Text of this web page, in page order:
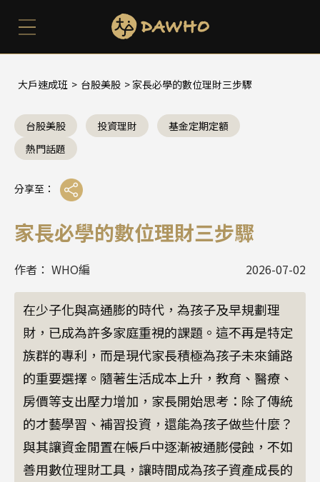
大戶速成班 > 台股美股 > 家長必學的數位理財三步驟
台股美股 投資理財
基金定期定額
熱門話題
分享至：
家長必學的數位理財三步驟
作者： WHO編 2026-07-02
在少子化與高通膨的時代，為孩子及早規劃理
財，已成為許多家庭重視的課題。這不再是特定
族群的專利，而是現代家長積極為孩子未來鋪路
的重要選擇。隨著生活成本上升，教育、醫療、
房價等支出壓力增加，家長開始思考：除了傳統
的才藝學習、補習投資，還能為孩子做些什麼？
與其讓資金閒置在帳戶中逐漸被通膨侵蝕，不如
善用數位理財工具，讓時間成為孩子資產成長的